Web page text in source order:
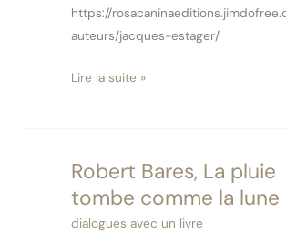
https://
auteurs/jacques-estager/
Lire la suite »
Robert Bares, La pluie
tombe comme la lune
dialogues avec un livre
Robert
Bares,